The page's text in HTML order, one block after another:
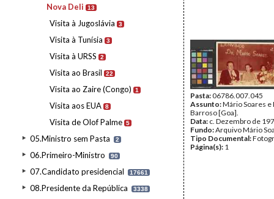
Nova Deli
13
Visita à Jugoslávia 3
Visita à Tunísia 3
Visita à URSS 2
Visita ao Brasil 22
Visita ao Zaire (Congo) 1
Visita aos EUA 8
Visita de Olof Palme 5
05.Ministro sem Pasta 2
06.Primeiro-Ministro 90
07.Candidato presidencial 17661
08.Presidente da República 3338
Pasta:06786.007.045
Assunto:Mário Soares e
Barroso [Goa].
Data: c. Dezembro de
Fundo:Arquivo Mário
Tipo Documental:
Página(s): 1